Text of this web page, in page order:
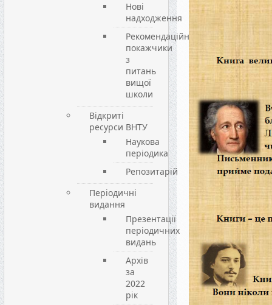
Нові
надходження
Рекомендаційні
покажчики
з
питань
вищої
школи
Відкриті
ресурси ВНТУ
Наукова
періодика
Репозитарій
Періодичні
видання
Презентації
періодичних
видань
Архів
за
2022
рік